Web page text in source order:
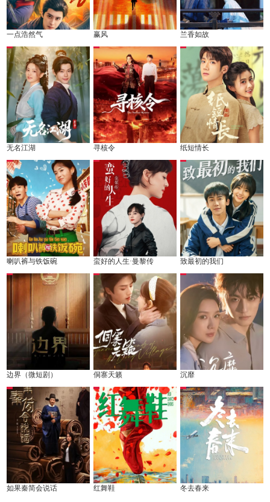
一点浩然气 赢风 兰香如故
无名江湖 寻核令 纸短情长
喇叭裤与铁饭碗 蛮好的人生·曼黎传 致最初的我们
边界（微短剧） 侗寨天籁 沉靡
如果秦简会说话 红舞鞋 冬去春来